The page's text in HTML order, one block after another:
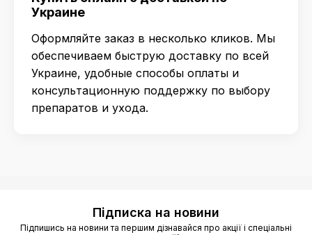
Украине
Оформляйте заказ в несколько кликов. Мы
обеспечиваем быструю доставку по всей
Украине, удобные способы оплаты и
консультационную поддержку по выбору
препаратов и ухода.
Підписка на новини
Підпишись на новини та першим дізнавайся про акції і спеціальні